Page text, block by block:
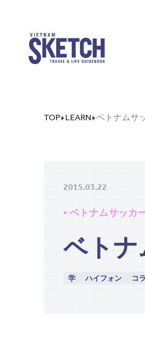
TOP LEARN ベトナムサ
2015.03.22
• ベトナムサッカ
ベトナ
学 ハイフォン コ